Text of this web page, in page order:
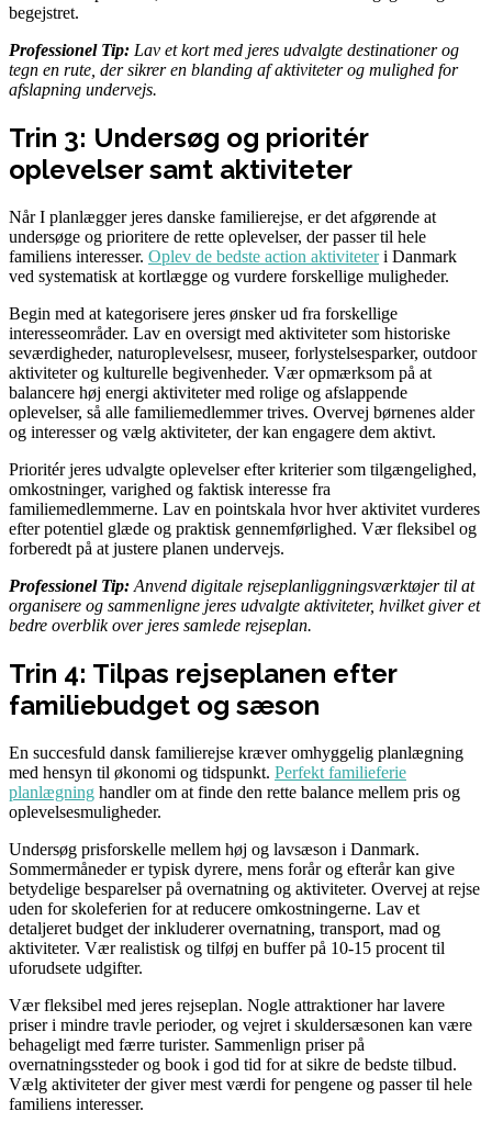
begejstret.
Professionel Tip: Lav et kort med jeres udvalgte destinationer og
tegn en rute, der sikrer en blanding af aktiviteter og mulighed for
afslapning undervejs.
Trin 3: Undersøg og prioritér
oplevelser samt aktiviteter
Når I planlægger jeres danske familierejse, er det afgørende at
undersøge og prioritere de rette oplevelser, der passer til hele
familiens interesser. Oplev de bedste action aktiviteteri Danmark
ved systematisk at kortlægge og vurdere forskellige muligheder.
Begin med at kategorisere jeres ønsker ud fra forskellige
interesseområder. Lav en oversigt med aktiviteter som historiske
seværdigheder, naturoplevelsesr, museer, forlystelsesparker, outdoor
aktiviteter og kulturelle begivenheder. Vær opmærksom på at
balancere høj energi aktiviteter med rolige og afslappende
oplevelser, så alle familiemedlemmer trives. Overvej børnenes alder
og interesser og vælg aktiviteter, der kan engagere dem aktivt.
Prioritér jeres udvalgte oplevelser efter kriterier som tilgængelighed,
omkostninger, varighed og faktisk interesse fra
familiemedlemmerne. Lav en pointskala hvor hver aktivitet vurderes
efter potentiel glæde og praktisk gennemførlighed. Vær fleksibel og
forberedt på at justere planen undervejs.
Professionel Tip: Anvend digitale rejseplanliggningsværktøjer til at
organisere og sammenligne jeres udvalgte aktiviteter, hvilket giver et
bedre overblik over jeres samlede rejseplan.
Trin 4: Tilpas rejseplanen efter
familiebudget og sæson
En succesfuld dansk familierejse kræver omhyggelig planlægning
med hensyn til økonomi og tidspunkt. Perfekt familieferie
planlægning handler om at finde den rette balance mellem pris og
oplevelsesmuligheder.
Undersøg prisforskelle mellem høj og lavsæson i Danmark.
Sommermåneder er typisk dyrere, mens forår og efterår kan give
betydelige besparelser på overnatning og aktiviteter. Overvej at rejse
uden for skoleferien for at reducere omkostningerne. Lav et
detaljeret budget der inkluderer overnatning, transport, mad og
aktiviteter. Vær realistisk og tilføj en buffer på 10-15 procent til
uforudsete udgifter.
Vær fleksibel med jeres rejseplan. Nogle attraktioner har lavere
priser i mindre travle perioder, og vejret i skuldersæsonen kan være
behageligt med færre turister. Sammenlign priser på
overnatningssteder og book i god tid for at sikre de bedste tilbud.
Vælg aktiviteter der giver mest værdi for pengene og passer til hele
familiens interesser.